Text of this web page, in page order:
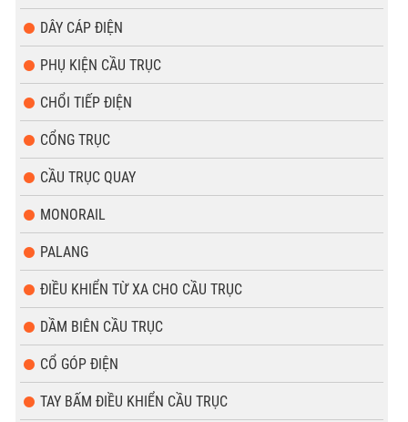
DÂY CÁP ĐIỆN
PHỤ KIỆN CẦU TRỤC
CHỔI TIẾP ĐIỆN
CỔNG TRỤC
CẦU TRỤC QUAY
MONORAIL
PALANG
ĐIỀU KHIỂN TỪ XA CHO CẦU TRỤC
DẦM BIÊN CẦU TRỤC
CỔ GÓP ĐIỆN
TAY BẤM ĐIỀU KHIỂN CẦU TRỤC